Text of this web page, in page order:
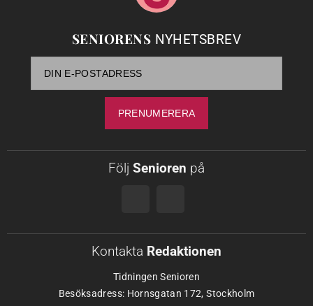
SENIORENS NYHETSBREV
Följ Senioren på
Kontakta Redaktionen
Tidningen Senioren
Besöksadress: Hornsgatan 172, Stockholm